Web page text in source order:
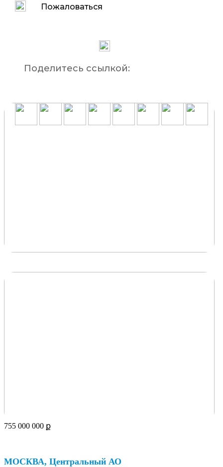
Пожаловаться
Поделитесь ссылкой:
755 000 000 ք
МОСКВА, Центральный АО